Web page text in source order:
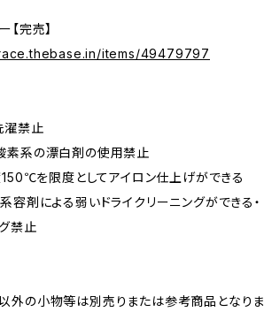
完売】
items/49479797
濯禁止
素系の漂白剤の使用禁止
150℃を限度としてアイロン仕上げができる
容剤による弱いドライクリーニングができる・
禁止
外の小物等は別売りまたは参考商品となりま